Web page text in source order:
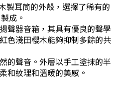
製耳筒的外殼，選擇了稀有的
成。
聲器音箱，其具有優良的聲學
色淺田櫻木能夠抑制多餘的共
的聲音。外層以手工塗抹的半
和紋理和溫暖的美感。